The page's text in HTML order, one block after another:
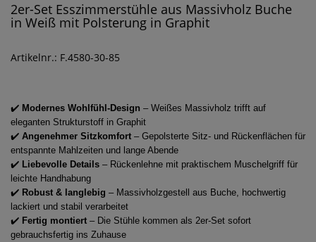
2er-Set Esszimmerstühle aus Massivholz Buche
in Weiß mit Polsterung in Graphit
Artikelnr.: F.4580-30-85
✔️ Modernes Wohlfühl-Design – Weißes Massivholz trifft auf
eleganten Strukturstoff in Graphit
✔️ Angenehmer Sitzkomfort – Gepolsterte Sitz- und Rückenflächen für
entspannte Mahlzeiten und lange Abende
✔️ Liebevolle Details – Rückenlehne mit praktischem Muschelgriff für
leichte Handhabung
✔️ Robust & langlebig – Massivholzgestell aus Buche, hochwertig
lackiert und stabil verarbeitet
✔️ Fertig montiert – Die Stühle kommen als 2er-Set sofort
gebrauchsfertig ins Zuhause